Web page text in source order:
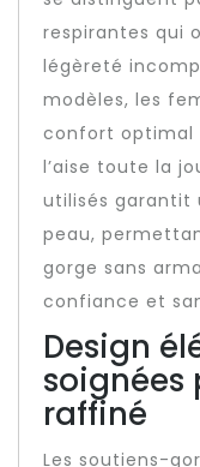
respirantes qui
légèreté
modèles, les
confort optimal
l’aise toute la
utilisés garantit
peau,
gorge sans
confiance et
Design
soignées
raffiné
Les soutiens-